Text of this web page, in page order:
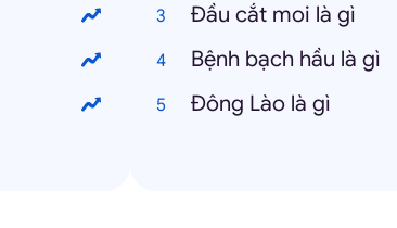
Đầu cắt moi là gì
Bệnh bạch hầu là gì
Đông Lào là gì